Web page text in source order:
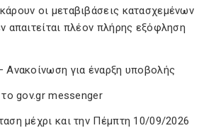
οι μεταβιβάσεις κατασχεμένων
απαιτείται πλέον πλήρης εξόφληση
Ανακοίνωση για έναρξη υποβολής
το gov.gr messenger
μέχρι και την Πέμπτη 10/09/2026